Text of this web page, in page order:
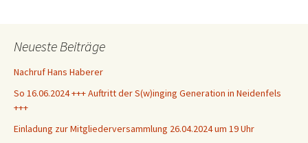
Neueste Beiträge
Nachruf Hans Haberer
So 16.06.2024 +++ Auftritt der S(w)inging Generation in Neidenfels
+++
Einladung zur Mitgliederversammlung 26.04.2024 um 19 Uhr